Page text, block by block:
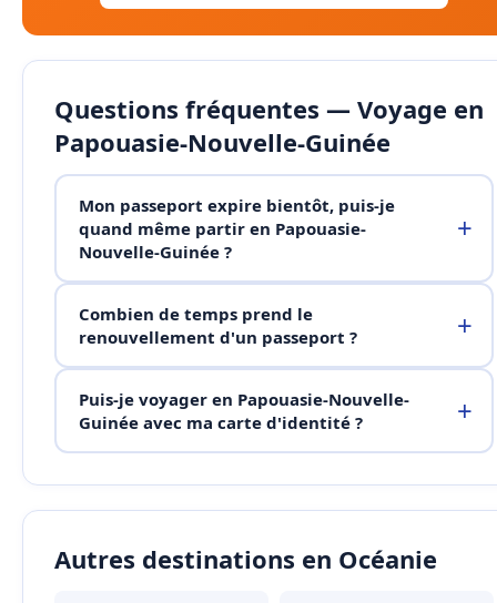
Questions fréquentes — Voyage en
Papouasie-Nouvelle-Guinée
Mon passeport expire bientôt, puis-je
quand même partir en Papouasie-
Nouvelle-Guinée ?
Combien de temps prend le
renouvellement d'un passeport ?
Puis-je voyager en Papouasie-Nouvelle-
Guinée avec ma carte d'identité ?
Autres destinations en Océanie